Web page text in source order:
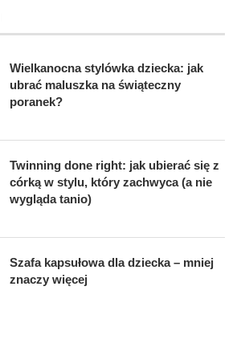
Wielkanocna stylówka dziecka: jak
ubrać maluszka na świąteczny
poranek?
Twinning done right: jak ubierać się z
córką w stylu, który zachwyca (a nie
wygląda tanio)
Szafa kapsułowa dla dziecka – mniej
znaczy więcej